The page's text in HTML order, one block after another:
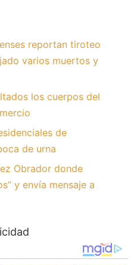
reportan tiroteo
varios muertos y
los cuerpos del
de
de urna
Obrador donde
y envía mensaje a